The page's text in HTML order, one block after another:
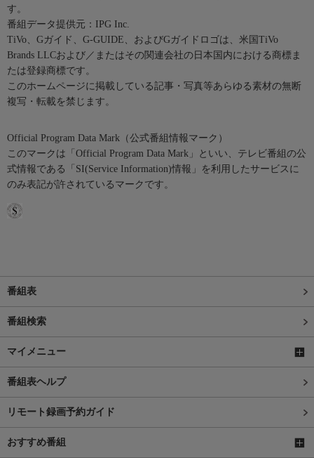
す。
番組データ提供元：IPG Inc.
TiVo、Gガイド、G-GUIDE、およびGガイドロゴは、米国TiVo
Brands LLCおよび／またはその関連会社の日本国内における商標ま
たは登録商標です。
このホームページに掲載している記事・写真等あらゆる素材の無断
複写・転載を禁じます。
Official Program Data Mark（公式番組情報マーク）
このマークは「Official Program Data Mark」といい、テレビ番組の公
式情報である「SI(Service Information)情報」を利用したサービスに
のみ表記が許されているマークです。
番組表
番組検索
マイメニュー
番組表ヘルプ
リモート録画予約ガイド
おすすめ番組